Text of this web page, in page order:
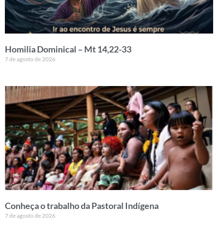
Homilia Dominical – Mt 14,22-33
7 de agosto de 2026
Conheça o trabalho da Pastoral Indígena
7 de agosto de 2026